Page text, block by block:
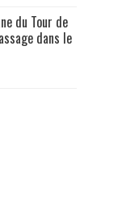
du Tour de
dans le